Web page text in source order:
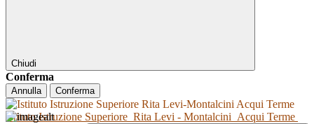
Chiudi
Conferma
Annulla Conferma
Istituto Istruzione Superiore Rita Levi - Montalcini Acqui Terme